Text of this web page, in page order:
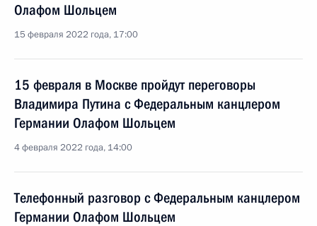
Олафом Шольцем
15 февраля 2022 года, 17:00
15 февраля в Москве пройдут переговоры
Владимира Путина с Федеральным канцлером
Германии Олафом Шольцем
4 февраля 2022 года, 14:00
Телефонный разговор с Федеральным канцлером
Германии Олафом Шольцем